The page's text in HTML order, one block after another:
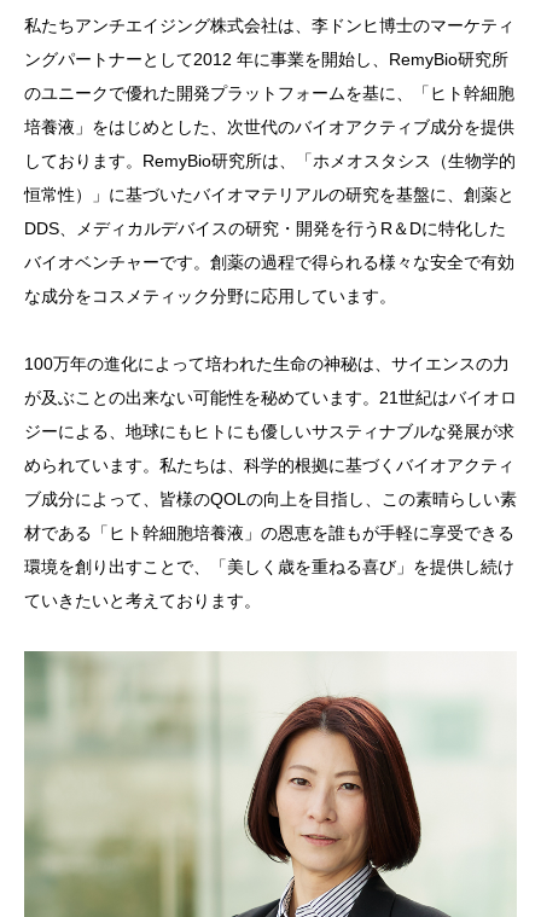
私たちアンチエイジング株式会社は、李ドンヒ博士のマーケティ
ングパートナーとして2012 年に事業を開始し、RemyBio研究所
のユニークで優れた開発プラットフォームを基に、「ヒト幹細胞
培養液」をはじめとした、次世代のバイオアクティブ成分を提供
しております。RemyBio研究所は、「ホメオスタシス（生物学的
恒常性）」に基づいたバイオマテリアルの研究を基盤に、創薬と
DDS、メディカルデバイスの研究・開発を行うR＆Dに特化した
バイオベンチャーです。創薬の過程で得られる様々な安全で有効
な成分をコスメティック分野に応用しています。
100万年の進化によって培われた生命の神秘は、サイエンスの力
が及ぶことの出来ない可能性を秘めています。21世紀はバイオロ
ジーによる、地球にもヒトにも優しいサスティナブルな発展が求
められています。私たちは、科学的根拠に基づくバイオアクティ
ブ成分によって、皆様のQOLの向上を目指し、この素晴らしい素
材である「ヒト幹細胞培養液」の恩恵を誰もが手軽に享受できる
環境を創り出すことで、「美しく歳を重ねる喜び」を提供し続け
ていきたいと考えております。